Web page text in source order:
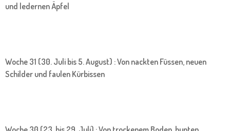
und ledernen Äpfel
Woche 31 (30. Juli bis 5. August) : Von nackten Füssen, neuen
Schilder und faulen Kürbissen